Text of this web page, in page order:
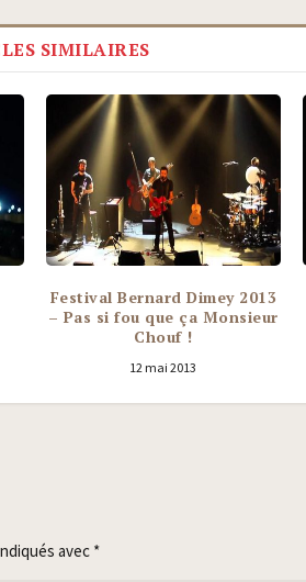
SIMILAIRES
Festival Bernard Dimey 2013
– Pas si fou que ça Monsieur
Chouf !
12 mai 2013
avec *